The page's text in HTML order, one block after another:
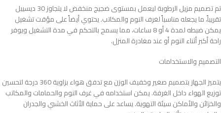
تم تصميم مزيل الرطوبة ليعمل بمستوى ضجيج منخفض لا يتجاوز 30 ديسيبل
تقريباً، ما يجعله مناسباً لغرف النوم والمكاتب. يحتوي أيضاً على مؤقت تشغيل
يمكن ضبطه لمدة 4 أو 8 ساعات، مما يسمح بالتحكم في مدة التشغيل ويوفر
راحة أكبر أثناء النوم أو عند مغادرة المنزل.
التصميم والاستخدامات
يتميز الجهاز بتصميم صغير وخفيف الوزن مع تدفق هواء بزاوية 360 درجة لتحسين
توزيع الهواء داخل الغرفة. يمكن استخدامه في غرف النوم والحمامات والمكاتب
والخزائن والأماكن سيئة التهوية. يساعد على حماية الأثاث الخشبي والجدران